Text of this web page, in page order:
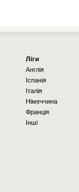
Ліги
Англія
Іспанія
Італія
Німеччина
Франція
Інші